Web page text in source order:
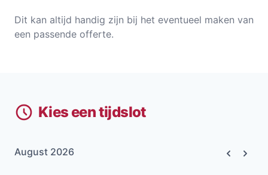
Dit kan altijd handig zijn bij het eventueel maken van
een passende offerte.
Kies een tijdslot
August 2026